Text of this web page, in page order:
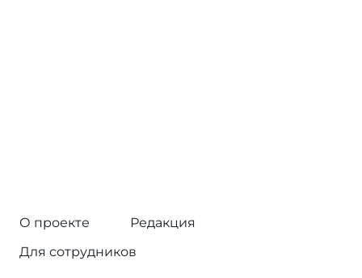
О проекте
Редакция
Для сотрудников